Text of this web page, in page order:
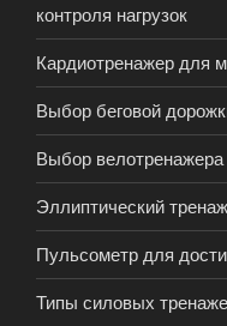
контроля нагрузок
Кардиотренажер для
Выбор беговой
Выбор
Эллиптический
Пульсометр для
Типы силовых